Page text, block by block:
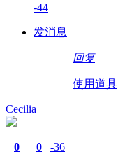
-44
发消息
回复
使用道具
Cecilia
0 0 -36